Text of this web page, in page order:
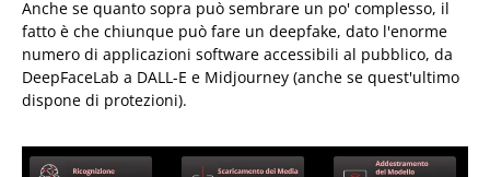
Anche se quanto sopra può sembrare un po' complesso, il
fatto è che chiunque può fare un deepfake, dato l'enorme
numero di applicazioni software accessibili al pubblico, da
DeepFaceLab a DALL-E e Midjourney (anche se quest'ultimo
dispone di protezioni).